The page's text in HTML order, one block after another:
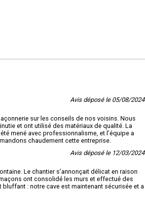
Avis déposé le 05/08/2024
sur les conseils de nos voisins. Nous
et ont utilisé des matériaux de qualité. La
mené avec professionnalisme, et l’équipe a
chaudement cette entreprise.
Avis déposé le 12/03/2024
Le chantier s’annonçait délicat en raison
ont consolidé les murs et effectué des
: notre cave est maintenant sécurisée et a